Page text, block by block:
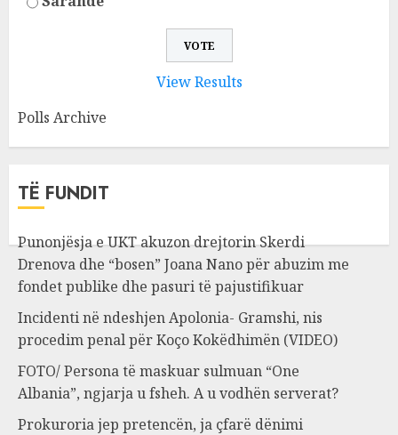
View Results
Polls Archive
TË FUNDIT
Punonjësja e UKT akuzon drejtorin Skerdi
Drenova dhe “bosen” Joana Nano për abuzim me
fondet publike dhe pasuri të pajustifikuar
Incidenti në ndeshjen Apolonia- Gramshi, nis
procedim penal për Koço Kokëdhimën (VIDEO)
FOTO/ Persona të maskuar sulmuan “One
Albania”, ngjarja u fsheh. A u vodhën serverat?
Prokuroria jep pretencën, ja çfarë dënimi